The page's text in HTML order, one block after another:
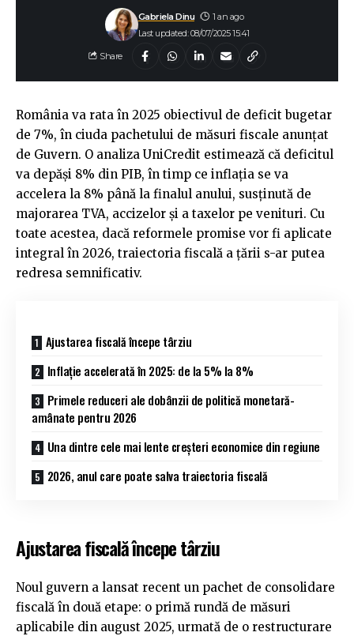
Last updated: 08/07/2025 15:41
Gabriela Dinu 1 an ago
Share
România va rata în 2025 obiectivul de deficit bugetar
de 7%, în ciuda pachetului de măsuri fiscale anunțat
de Guvern. O analiza UniCredit estimează că deficitul
va depăși 8% din PIB, în timp ce inflația se va
accelera la 8% până la finalul anului, susținută de
majorarea TVA, accizelor și a taxelor pe venituri. Cu
toate acestea, dacă reformele promise vor fi aplicate
integral în 2026, traiectoria fiscală a țării s-ar putea
redresa semnificativ.
Ajustarea fiscală începe târziu
Inflație accelerată în 2025: de la 5% la 8%
Primele reduceri ale dobânzii de politică monetară-
amânate pentru 2026
Una dintre cele mai lente creșteri economice din regiune
2026, anul care poate salva traiectoria fiscală
Ajustarea fiscală începe târziu
Noul guvern a lansat recent un pachet de consolidare
fiscală în două etape: o primă rundă de măsuri
aplicabile din august 2025, urmată de o restructurare